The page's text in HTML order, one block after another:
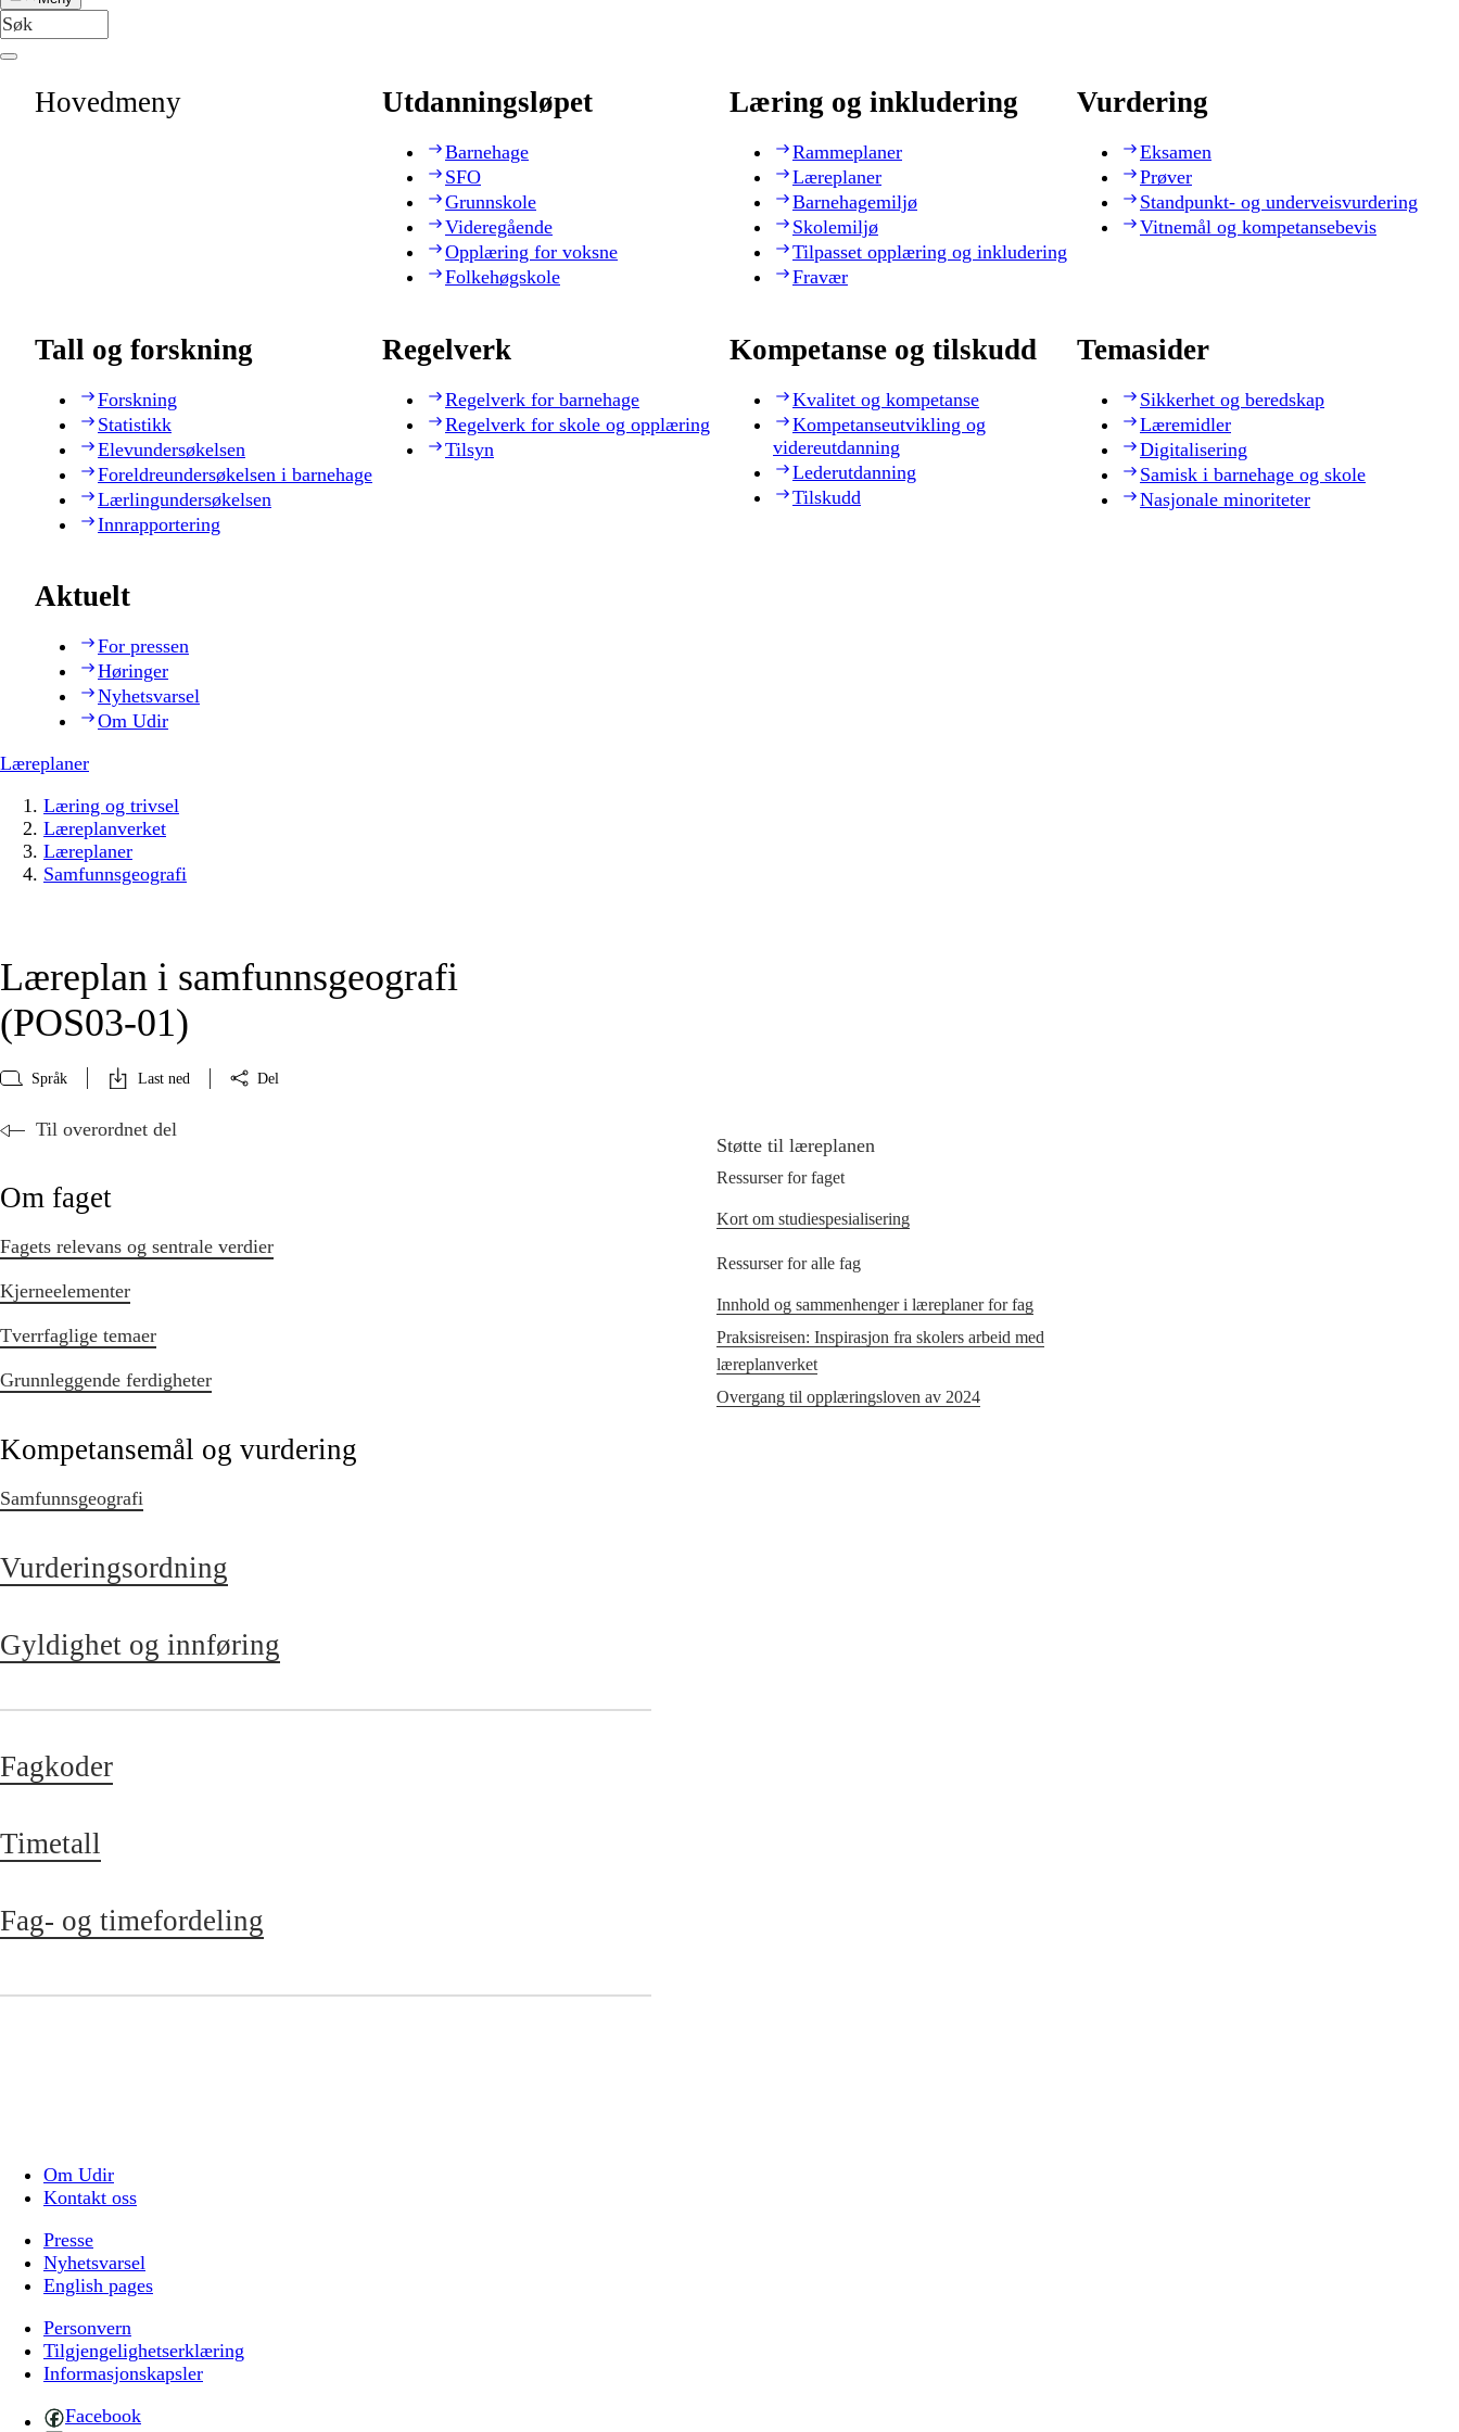
Hovedmeny Utdanningsløpet
Barnehage
SFO
Grunnskole
Videregående
Opplæring for voksne
Folkehøgskole
Læring og inkludering
Rammeplaner
Læreplaner
Barnehagemiljø
Skolemiljø
Tilpasset opplæring og inkludering
Fravær
Vurdering
Eksamen
Prøver
Standpunkt- og underveisvurdering
Vitnemål og kompetansebevis
Tall og forskning
Forskning
Statistikk
Elevundersøkelsen
Foreldreundersøkelsen i barnehage
Lærlingundersøkelsen
Innrapportering
Regelverk
Regelverk for barnehage
Regelverk for skole og opplæring
Tilsyn
Kompetanse og tilskudd
Kvalitet og kompetanse
Kompetanseutvikling og
videreutdanning
Lederutdanning
Tilskudd
Temasider
Sikkerhet og beredskap
Læremidler
Digitalisering
Samisk i barnehage og skole
Nasjonale minoriteter
Aktuelt
For pressen
Høringer
Nyhetsvarsel
Om Udir
Læreplaner
Læring og trivsel
Læreplanverket
Læreplaner
Samfunnsgeografi
Læreplan i samfunnsgeografi
(POS03‑01)
Språk Last ned Del
Til overordnet del
Om faget
Fagets relevans og sentrale verdier
Kjerneelementer
Tverrfaglige temaer
Grunnleggende ferdigheter
Kompetansemål og vurdering
Samfunnsgeografi
Vurderingsordning
Gyldighet og innføring
Fagkoder
Timetall
Fag- og timefordeling
Støtte til læreplanen
Ressurser for faget
Kort om studiespesialisering
Ressurser for alle fag
Innhold og sammenhenger i læreplaner for fag
Praksisreisen: Inspirasjon fra skolers arbeid med
læreplanverket
Overgang til opplæringsloven av 2024
Om Udir
Kontakt oss
Presse
Nyhetsvarsel
English pages
Personvern
Tilgjengelighetserklæring
Informasjonskapsler
Facebook